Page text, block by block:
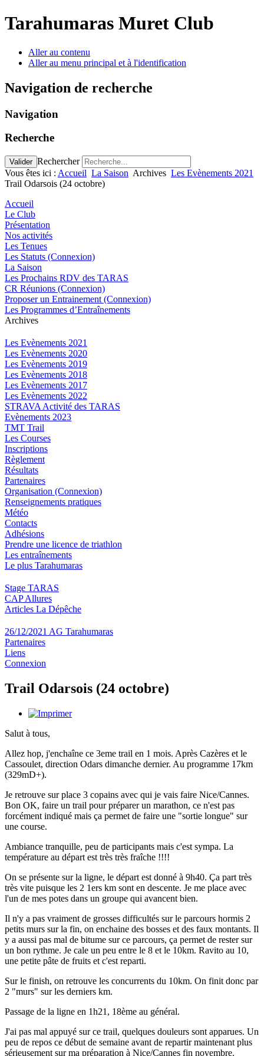
Tarahumaras Muret Club
Aller au contenu
Aller au menu principal et à l'identification
Navigation de recherche
Navigation
Recherche
Valider Rechercher
Vous êtes ici : Accueil La Saison Archives Les Evènements 2021
Trail Odarsois (24 octobre)
Accueil
Le Club
Présentation
Nos activités
Les Tenues
Les Statuts (Connexion)
La Saison
Les Prochains RDV des TARAS
CR Réunions (Connexion)
Proposer un Entrainement (Connexion)
Les Programmes d’Entraînements
Archives
Les Evènements 2021
Les Evènements 2020
Les Evènements 2019
Les Evènements 2018
Les Evènements 2017
Les Evènements 2022
STRAVA Activité des TARAS
Evènements 2023
TMT Trail
Les Courses
Inscriptions
Règlement
Résultats
Partenaires
Organisation (Connexion)
Renseignements pratiques
Météo
Contacts
Adhésions
Prendre une licence de triathlon
Les entraînements
Le plus Tarahumaras
Stage TARAS
CAP Allures
Articles La Dépêche
26/12/2021 AG Tarahumaras
Partenaires
Liens
Connexion
Trail Odarsois (24 octobre)
Salut à tous,
Allez hop, j'enchaîne ce 3eme trail en 1 mois. Après Cazères et le
Cassoulet, direction Odars dimanche dernier. Au programme 17km
(329mD+).
Je retrouve sur place 3 copains avec qui je vais faire Nice/Cannes.
Bon OK, faire un trail pour préparer un marathon, ce n'est pas
forcément indiqué mais ça permet de faire une "sortie longue" sur
une course.
Ambiance tranquille, peu de participants mais c'est sympa. La
température au départ est très très fraîche !!!!
On se présente sur la ligne, le départ est donné à 9h40. Ça part très
très vite puisque les 2 1ers km sont en descente. Je me place avec
l'un de mes potes dans un groupe qui avancent bien.
Il n'y a pas vraiment de grosses difficultés sur le parcours hormis 2
petits murs sur la fin, on enchaine des bosses et des faux montants. Il
y a aussi pas mal de bitume sur ce parcours, ça permet de rester sur
un bon rythme. Je cale un peu entre le 8 et le 10km. Ravito au 10,
une petite pâte de fruits et c'est reparti.
Sur le finish, on retrouve les concurrents du 10km. On finit donc par
2 "murs" sur les derniers km.
Passage de la ligne en 1h21, 18ème au général.
J'ai pas mal appuyé sur ce trail, quelques douleurs sont apparues. Un
peu de repos ce début de semaine avant de repartir maintenant plus
sérieusement sur ma préparation à Nice/Cannes fin novembre.